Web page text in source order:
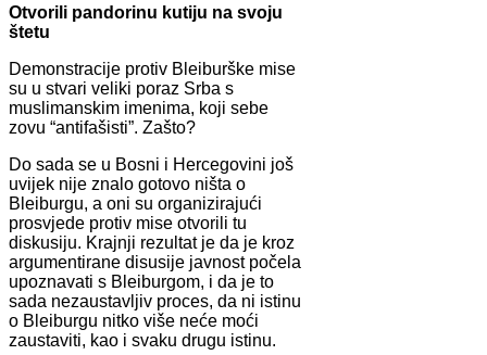
Otvorili pandorinu kutiju na svoju
štetu
Demonstracije protiv Bleiburške mise
su u stvari veliki poraz Srba s
muslimanskim imenima, koji sebe
zovu “antifašisti”. Zašto?
Do sada se u Bosni i Hercegovini još
uvijek nije znalo gotovo ništa o
Bleiburgu, a oni su organizirajući
prosvjede protiv mise otvorili tu
diskusiju. Krajnji rezultat je da je kroz
argumentirane disusije javnost počela
upoznavati s Bleiburgom, i da je to
sada nezaustavljiv proces, da ni istinu
o Bleiburgu nitko više neće moći
zaustaviti, kao i svaku drugu istinu.